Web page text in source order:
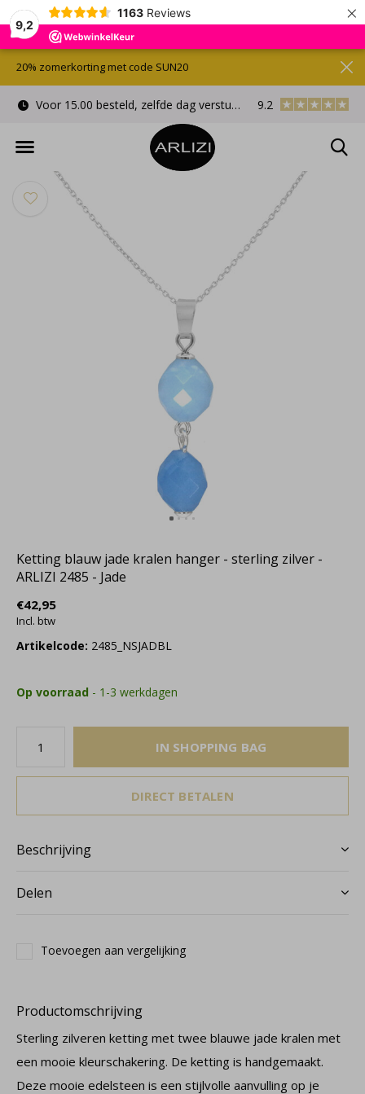
9,2
1163 Reviews ×
Voor 15.00 besteld, zelfde dag verstuurd Gratis
9.2
20% zomerkorting met code SUN20
Ketting blauw jade kralen hanger - sterling zilver -
ARLIZI 2485 - Jade
€42,95
Incl. btw
Artikelcode: 2485_NSJADBL
Op voorraad - 1-3 werkdagen
IN SHOPPING BAG
DIRECT BETALEN
Beschrijving
Delen
Toevoegen aan vergelijking
Productomschrijving
Sterling zilveren ketting met twee blauwe jade kralen met
een mooie kleurschakering. De ketting is handgemaakt.
Deze mooie edelsteen is een stijlvolle aanvulling op je